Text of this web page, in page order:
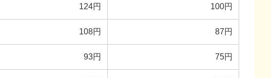
124円 100円
108円 87円
93円 75円